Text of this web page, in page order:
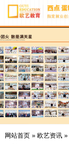
网站首页 » 欧艺资讯 »